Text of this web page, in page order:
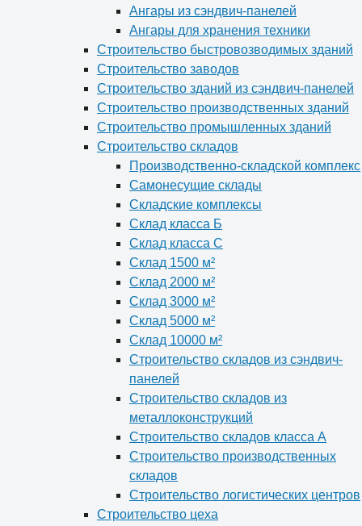
Ангары из сэндвич-панелей
Ангары для хранения техники
Строительство быстровозводимых зданий
Строительство заводов
Строительство зданий из сэндвич-панелей
Строительство производственных зданий
Строительство промышленных зданий
Строительство складов
Производственно-складской комплекс
Самонесущие склады
Складские комплексы
Склад класса Б
Склад класса С
Склад 1500 м²
Склад 2000 м²
Склад 3000 м²
Склад 5000 м²
Склад 10000 м²
Строительство складов из сэндвич-
панелей
Строительство складов из
металлоконструкций
Строительство складов класса А
Строительство производственных
складов
Строительство логистических центров
Строительство цеха